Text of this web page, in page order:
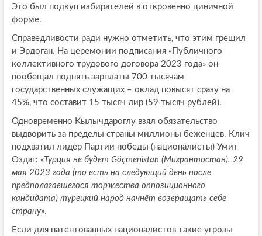
Это был подкуп избирателей в откровенно циничной
форме.
Справедливости ради нужно отметить, что этим грешил
и Эрдоган. На церемонии подписания «Публичного
коллективного трудового договора 2023 года» он
пообещал поднять зарплаты 700 тысячам
государственных служащих – оклад повысят сразу на
45%, что составит 15 тысяч лир (59 тысяч рублей).
Одновременно Кылычдароглу взял обязательство
выдворить за пределы страны миллионы беженцев. Клич
подхватил лидер Партии победы (националисты) Умит
Оздаг: «Турция не будет Göçmenistan (Мигрантостан). 29
мая 2023 года (то есть на следующий день после
предполагавшегося торжества оппозиционного
кандидата) турецкий народ начнёт возвращать себе
страну».
Если для патентованных националистов такие угрозы